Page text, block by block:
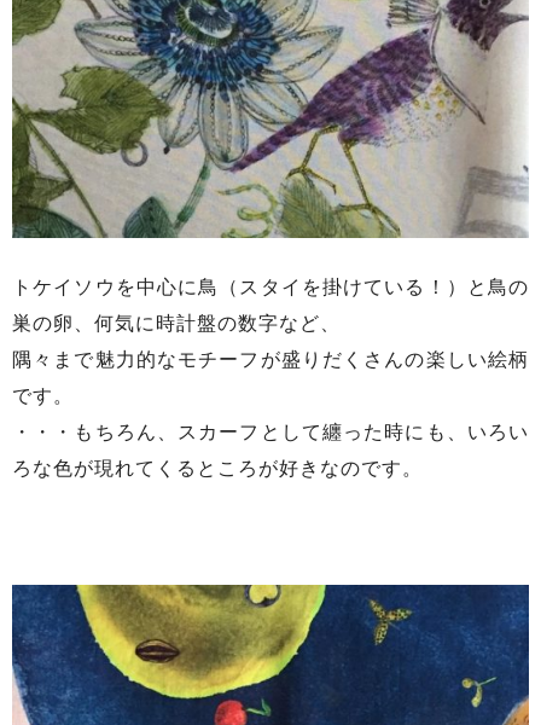
トケイソウを中心に鳥（スタイを掛けている！）と鳥の
巣の卵、何気に時計盤の数字など、
隅々まで魅力的なモチーフが盛りだくさんの楽しい絵柄
です。
・・・もちろん、スカーフとして纏った時にも、いろい
ろな色が現れてくるところが好きなのです。